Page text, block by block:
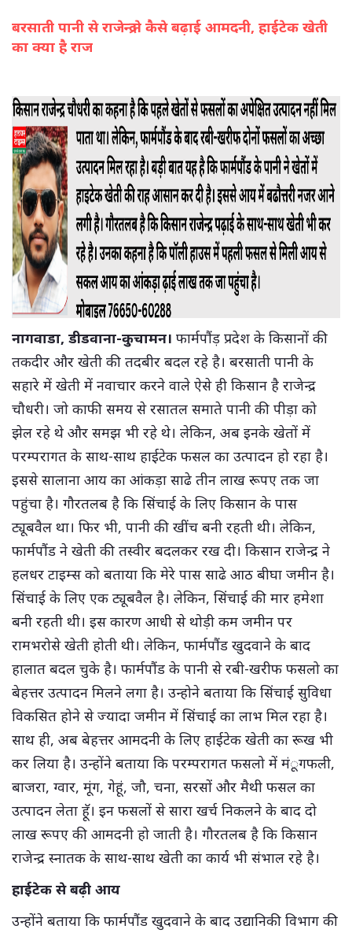
बरसाती पानी से राजेन्द्र ने कैसे बढ़ाई आमदनी, हाईटेक खेती
का क्या है राज
नागवाडा, डीडवाना-कुचामन। फार्मपौंड़ प्रदेश के किसानों की
तकदीर और खेती की तदबीर बदल रहे है। बरसाती पानी के
सहारे में खेती में नवाचार करने वाले ऐसे ही किसान है राजेन्द्र
चौधरी। जो काफी समय से रसातल समाते पानी की पीड़ा को
झेल रहे थे और समझ भी रहे थे। लेकिन, अब इनके खेतों में
परम्परागत के साथ-साथ हाईटेक फसल का उत्पादन हो रहा है।
इससे सालाना आय का आंकड़ा साढे तीन लाख रूपए तक जा
पहुंचा है। गौरतलब है कि सिंचाई के लिए किसान के पास
ट्यूबवैल था। फिर भी, पानी की खींच बनी रहती थी। लेकिन,
फार्मपौंड ने खेती की तस्वीर बदलकर रख दी। किसान राजेन्द्र ने
हलधर टाइम्स को बताया कि मेरे पास साढे आठ बीघा जमीन है।
सिंचाई के लिए एक ट्यूबवैल है। लेकिन, सिंचाई की मार हमेशा
बनी रहती थी। इस कारण आधी से थोड़ी कम जमीन पर
रामभरोसे खेती होती थी। लेकिन, फार्मपौंड खुदवाने के बाद
हालात बदल चुके है। फार्मपौंड के पानी से रबी-खरीफ फसलो का
बेहत्तर उत्पादन मिलने लगा है। उन्होने बताया कि सिंचाई सुविधा
विकसित होने से ज्यादा जमीन में सिंचाई का लाभ मिल रहा है।
साथ ही, अब बेहत्तर आमदनी के लिए हाईटेक खेती का रूख भी
कर लिया है। उन्होंने बताया कि परम्परागत फसलो में मंूगफली,
बाजरा, ग्वार, मूंग, गेहूं, जौ, चना, सरसों और मैथी फसल का
उत्पादन लेता हॅू। इन फसलों से सारा खर्च निकलने के बाद दो
लाख रूपए की आमदनी हो जाती है। गौरतलब है कि किसान
राजेन्द्र स्नातक के साथ-साथ खेती का कार्य भी संभाल रहे है।
हाईटेक से बढ़ी आय
उन्होंने बताया कि फार्मपौंड खुदवाने के बाद उद्यानिकी विभाग की